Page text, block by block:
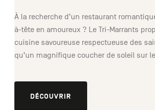
À la recherche d’un restaurant
à-tête en amoureux ? Le Tri-Marrants
cuisine savoureuse respectueuse des
qu’un magnifique coucher de soleil sur
DÉCOUVRIR